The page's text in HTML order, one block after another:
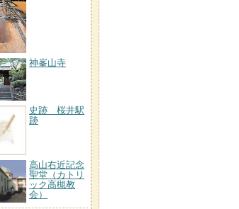
神峯山寺
史跡 桜井駅
跡
高山右近記念
聖堂（カトリ
ック高槻教
会）